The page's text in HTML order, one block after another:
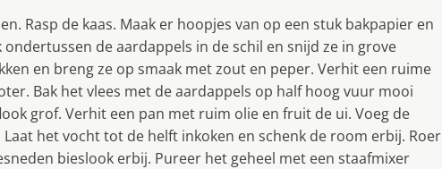
Rasp de kaas. Maak er hoopjes van op een stuk bakpapier en
de aardappels in de schil en snijd ze in grove
en breng ze op smaak met zout en peper. Verhit een ruime
Bak het vlees met de aardappels op half hoog vuur mooi
grof. Verhit een pan met ruim olie en fruit de ui. Voeg de
het vocht tot de helft inkoken en schenk de room erbij. Roer
bieslook erbij. Pureer het geheel met een staafmixer